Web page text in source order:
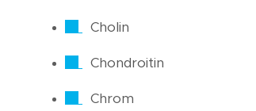
Cholin
Chondroitin
Chrom